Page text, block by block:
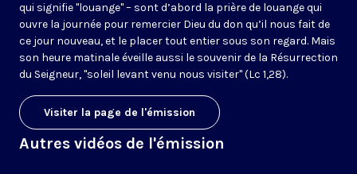
qui signifie "louange" – sont d’abord la prière de louange qui
ouvre la journée pour remercier Dieu du don qu’il nous fait de
ce jour nouveau, et le placer tout entier sous son regard. Mais
son heure matinale éveille aussi le souvenir de la Résurrection
du Seigneur, "soleil levant venu nous visiter" (Lc 1,28).
Visiter la page de l'émission
Autres vidéos de l'émission